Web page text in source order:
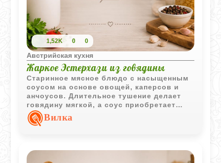
1,52K 0 0
Австрийская кухня
Жаркое Эстерхази из говядины
Старинное мясное блюдо с насыщенным
соусом на основе овощей, каперсов и
анчоусов. Длительное тушение делает
говядину мягкой, а соус приобретает
глубокий и выразительный вкус.
Вилка